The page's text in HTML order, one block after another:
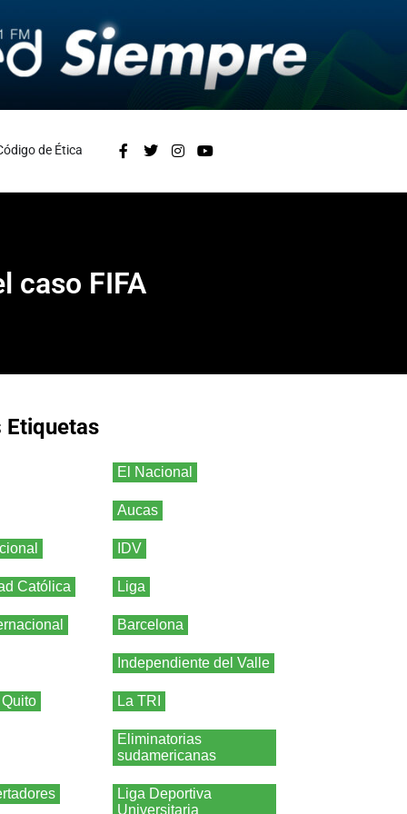
de Ética
caso FIFA
Etiquetas
El Nacional
Aucas
IDV
Católica Liga
Barcelona
Independiente del Valle
La TRI
Eliminatorias
sudamericanas
Liga Deportiva
Universitaria